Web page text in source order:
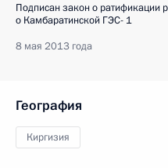
Подписан закон о ратификации
о Камбаратинской ГЭС- 1
8 мая 2013 года
География
Киргизия